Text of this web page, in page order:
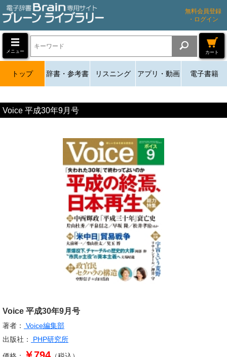
無料会員登録
・ログイン
メニュー カート
トップ 辞書・参考書 リスニング アプリ・動画 電子書籍
Voice 平成30年9月号
Voice 平成30年9月号
著者：
Voice編集部
出版社：
PHP研究所